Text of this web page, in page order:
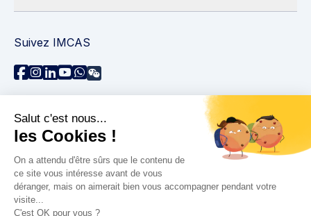
Suivez IMCAS
Besoin d'aide ?
Contactez-nous
Lire les FAQs
Politique de confidentialité